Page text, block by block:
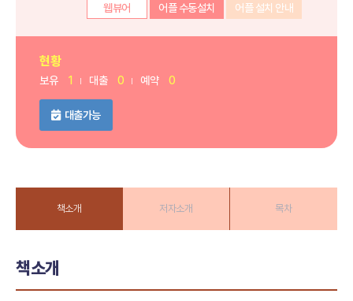
웹뷰어
어플 수동설치 어플 설치 안내
현황
보유 1 대출 0 예약 0
대출가능
책소개 저자소개 목차
책소개